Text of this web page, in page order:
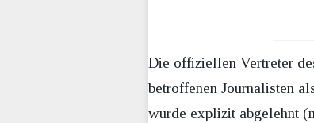
Die offiziellen Vertreter
betroffenen Journalisten
wurde explizit abgelehnt